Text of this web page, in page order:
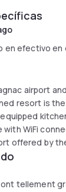
en efectivo
airport
resort is
WiFi
offered by
heated indoor
tellement